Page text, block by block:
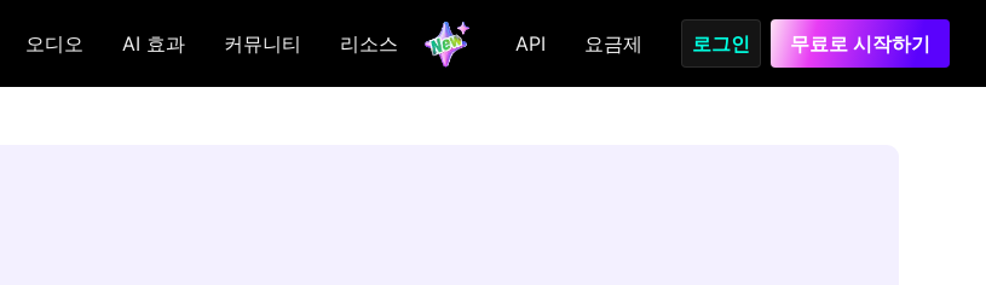
오디오 AI 효과 커뮤니티 리소스 API 요금제 로그인 무료로 시작하기